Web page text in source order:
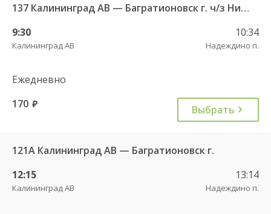
137 Калининград АВ — Багратионовск г. ч/з Нивенское п., Славяновка п.
9:30
Калининград АВ
10:34
Надеждино п.
Ежедневно
170 руб. Выбрать
121А Калининград АВ — Багратионовск г.
12:15
Калининград АВ
13:14
Надеждино п.